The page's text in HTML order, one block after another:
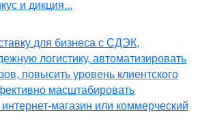
и дикция...
для бизнеса с СДЭК,
логистику, автоматизировать
повысить уровень клиентского
масштабировать
магазин или коммерческий